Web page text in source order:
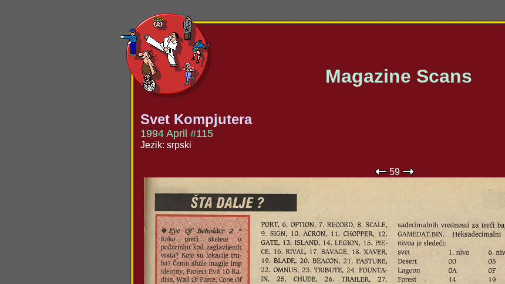
Magazine Scans
Svet Kompjutera
1994 April #115
Jezik: srpski
59